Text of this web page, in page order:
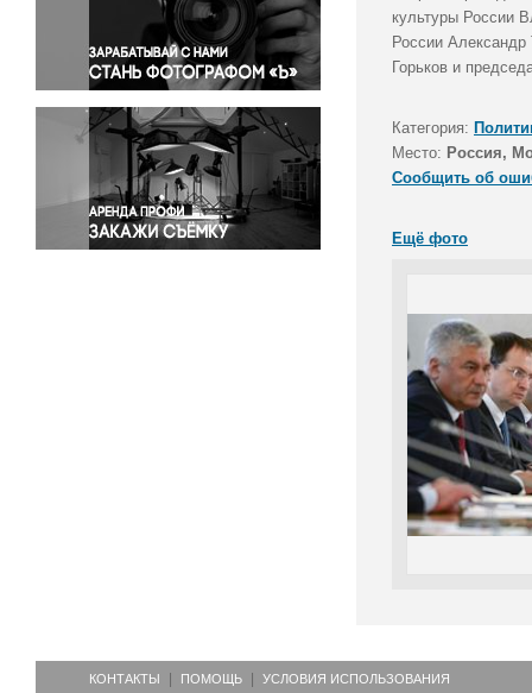
Правосудие
Происшествия и конфликты
Религия
Светская жизнь
Спорт
Экология
Экономика и бизнес
культуры России
России
Горьков и
Категория:
Место: Россия,
Сообщить об
Ещё фото
КОНТАКТЫ ПОМОЩЬ УСЛОВИЯ ИСПОЛЬЗОВАНИЯ